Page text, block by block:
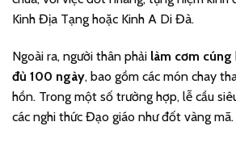
Kinh Địa Tạng hoặc Kinh A Di Đà.
Ngoài ra, người thân phải làm cơm cúng
đủ 100 ngày, bao gồm các món chay
hồn. Trong một số trường hợp, lễ cầu
các nghi thức Đạo giáo như đốt vàng mã.